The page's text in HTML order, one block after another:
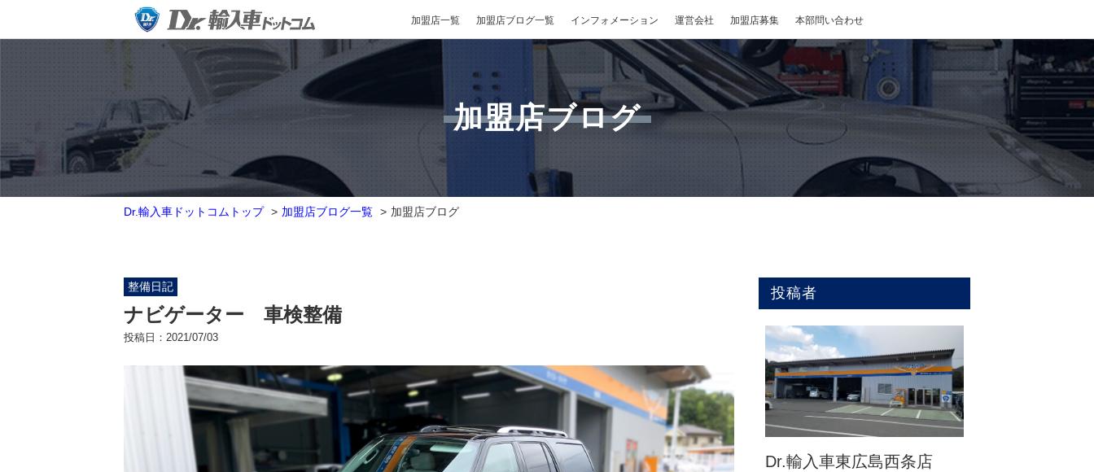
加盟店一覧 加盟店ブログ一覧 インフォメーション 運営会社 加盟店募集 本部問い合わせ
加盟店ブログ
Dr.輸入車ドットコムトップ 加盟店ブログ一覧 加盟店ブログ
整備日記
ナビゲーター 車検整備
投稿日： 2021/07/03
投稿者
Dr.輸入車東広島西条店